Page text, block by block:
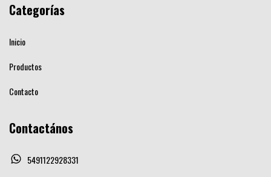
Categorías
Inicio
Productos
Contacto
Contactános
5491122928331